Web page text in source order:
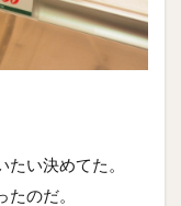
い決めてた。
のだ。